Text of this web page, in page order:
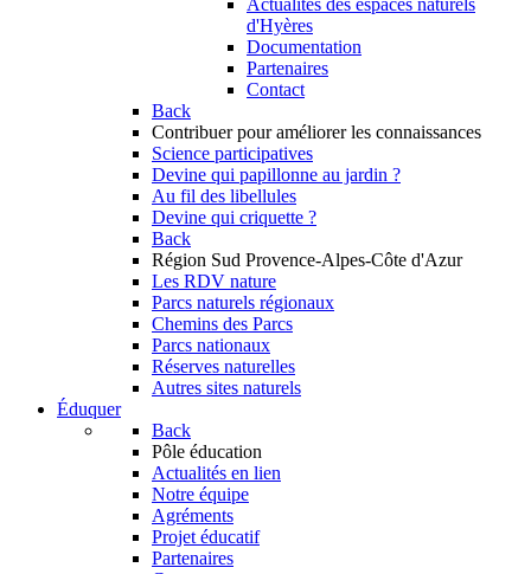
Actualités des espaces naturels
d'Hyères
Documentation
Partenaires
Contact
Back
Contribuer pour améliorer les connaissances
Science participatives
Devine qui papillonne au jardin ?
Au fil des libellules
Devine qui criquette ?
Back
Région Sud Provence-Alpes-Côte d'Azur
Les RDV nature
Parcs naturels régionaux
Chemins des Parcs
Parcs nationaux
Réserves naturelles
Autres sites naturels
Éduquer
Back
Pôle éducation
Actualités en lien
Notre équipe
Agréments
Projet éducatif
Partenaires